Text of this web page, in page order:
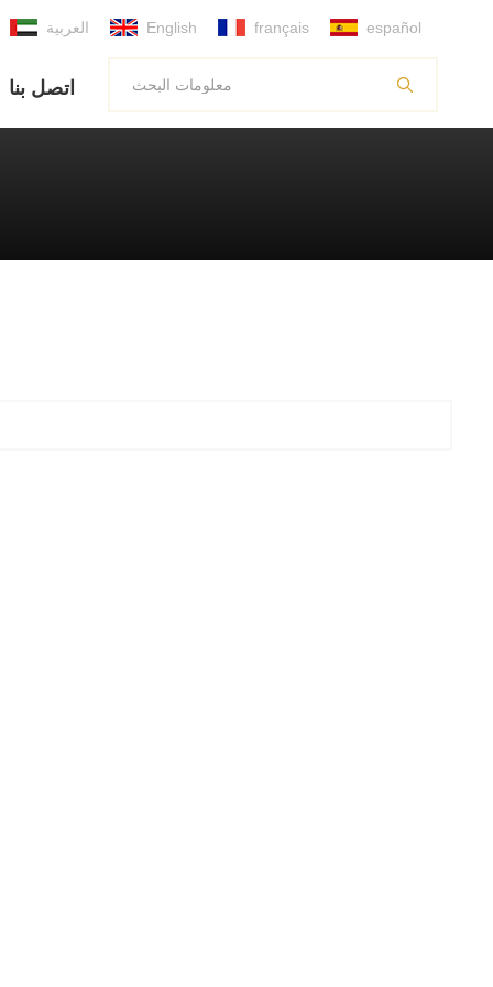
العربية English français español
اتصل بنا